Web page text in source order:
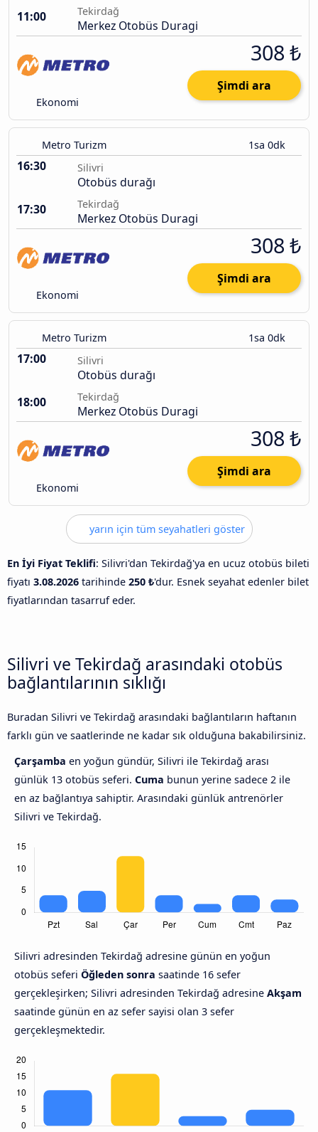
11:00
Tekirdağ
Merkez Otobüs Duragi
Ekonomi
308 ₺
Şimdi ara
Metro Turizm 1sa 0dk
16:30 Silivri
Otobüs durağı
17:30
Tekirdağ
Merkez Otobüs Duragi
Ekonomi
308 ₺
Şimdi ara
Metro Turizm 1sa 0dk
17:00 Silivri
Otobüs durağı
18:00
Tekirdağ
Merkez Otobüs Duragi
Ekonomi
308 ₺
Şimdi ara
yarın için tüm seyahatleri göster
En İyi Fiyat Teklifi: Silivri'dan Tekirdağ'ya en ucuz otobüs bileti
fiyatı 3.08.2026 tarihinde 250 ₺'dur. Esnek seyahat edenler bilet
fiyatlarından tasarruf eder.
Silivri ve Tekirdağ arasındaki otobüs
bağlantılarının sıklığı
Buradan Silivri ve Tekirdağ arasındaki bağlantıların haftanın
farklı gün ve saatlerinde ne kadar sık olduğuna bakabilirsiniz.
Çarşamba en yoğun gündür, Silivri ile Tekirdağ arası
günlük 13 otobüs seferi. Cuma bunun yerine sadece 2 ile
en az bağlantıya sahiptir. Arasındaki günlük antrenörler
Silivri ve Tekirdağ.
Silivri adresinden Tekirdağ adresine günün en yoğun
otobüs seferi Öğleden sonra saatinde 16 sefer
gerçekleşirken; Silivri adresinden Tekirdağ adresine Akşam
saatinde günün en az sefer sayisi olan 3 sefer
gerçekleşmektedir.